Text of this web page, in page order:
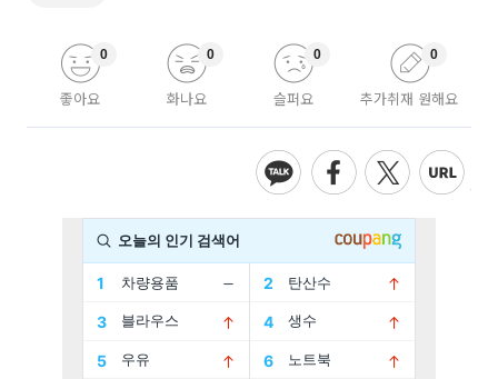
좋아요
0
화나요
0
슬퍼요
0
추가취재 원해요
0